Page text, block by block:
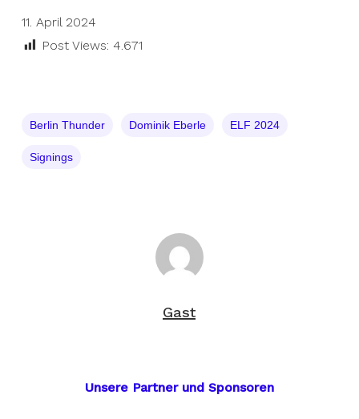
11. April 2024
Post Views: 4.671
Berlin Thunder Dominik Eberle ELF 2024
Signings
Gast
Unsere Partner und Sponsoren